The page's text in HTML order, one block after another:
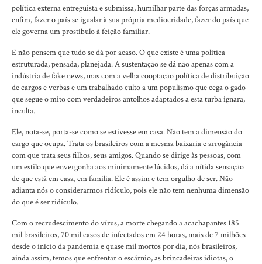
política externa entreguista e submissa, humilhar parte das forças armadas,
enfim, fazer o país se igualar à sua própria mediocridade, fazer do país que
ele governa um prostíbulo à feição familiar.
E não pensem que tudo se dá por acaso. O que existe é uma política
estruturada, pensada, planejada. A sustentação se dá não apenas com a
indústria de fake news, mas com a velha cooptação política de distribuição
de cargos e verbas e um trabalhado culto a um populismo que cega o gado
que segue o mito com verdadeiros antolhos adaptados a esta turba ignara,
inculta.
Ele, nota-se, porta-se como se estivesse em casa. Não tem a dimensão do
cargo que ocupa. Trata os brasileiros com a mesma baixaria e arrogância
com que trata seus filhos, seus amigos. Quando se dirige às pessoas, com
um estilo que envergonha aos minimamente lúcidos, dá a nítida sensação
de que está em casa, em família. Ele é assim e tem orgulho de ser. Não
adianta nós o considerarmos ridículo, pois ele não tem nenhuma dimensão
do que é ser ridículo.
Com o recrudescimento do vírus, a morte chegando a acachapantes 185
mil brasileiros, 70 mil casos de infectados em 24 horas, mais de 7 milhões
desde o início da pandemia e quase mil mortos por dia, nós brasileiros,
ainda assim, temos que enfrentar o escárnio, as brincadeiras idiotas, o